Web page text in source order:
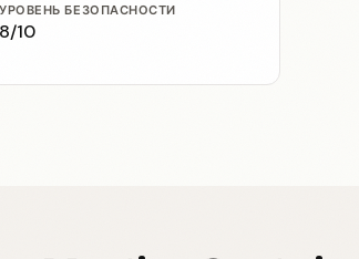
УРОВЕНЬ БЕЗОПАСНОСТИ
8/10